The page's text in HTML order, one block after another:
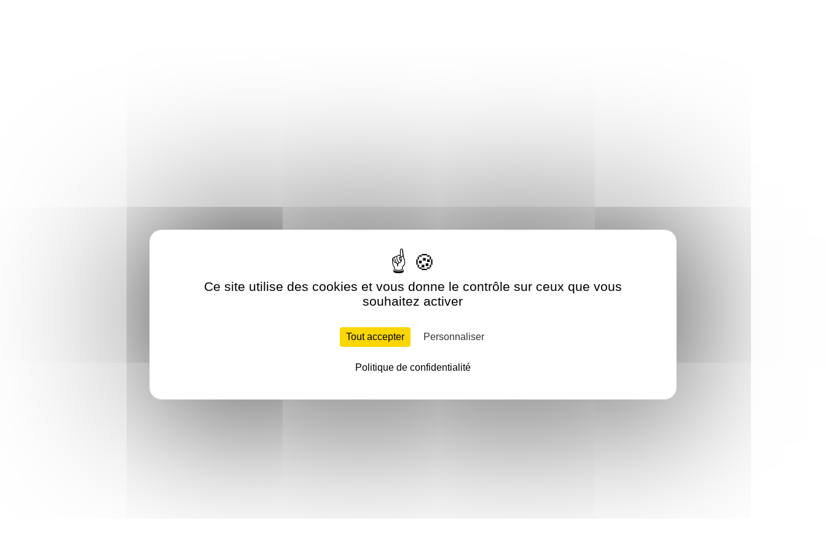
Ce site utilise des cookies et vous donne le contrôle sur ceux que vous
souhaitez activer
Tout accepter Personnaliser
Politique de confidentialité